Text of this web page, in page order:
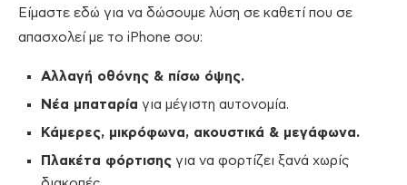
Είμαστε εδώ για να δώσουμε λύση σε καθετί που σε
απασχολεί με το iPhone σου:
Αλλαγή οθόνης & πίσω όψης.
Νέα μπαταρία για μέγιστη αυτονομία.
Κάμερες, μικρόφωνα, ακουστικά & μεγάφωνα.
Πλακέτα φόρτισης για να φορτίζει ξανά χωρίς